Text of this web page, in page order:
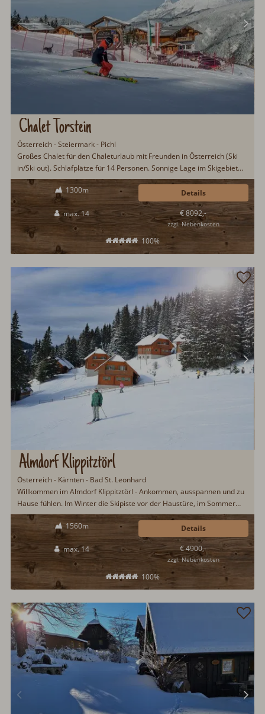
Chalet Torstein
Österreich - Steiermark - Pichl
Großes Chalet für den Chaleturlaub mit Freunden in Österreich (Ski
in/Ski out). Schlafplätze für 14 Personen. Sonnige Lage im Skigebiet
von Schladming Reiteralm. Toller Ausblick auf das Dachsteinmassiv.
Frühstücksservice, Wohnstube aus Lärchenholz, offener Kamin,
Zirbenholz-Sauna. Im Sommer abwechslungsreiches Freizeit- und
Kulturprogramm...
1300m
max. 14
100%
€ 8092,-
zzgl. Nebenkosten
Details
Almdorf Klippitztörl
Österreich - Kärnten - Bad St. Leonhard
Willkommen im Almdorf Klippitztörl - Ankommen, ausspannen und zu
Hause fühlen. Im Winter die Skipiste vor der Haustüre, im Sommer
beginnt die Natur...
1560m
max. 14
100%
€ 4900,-
zzgl. Nebenkosten
Details